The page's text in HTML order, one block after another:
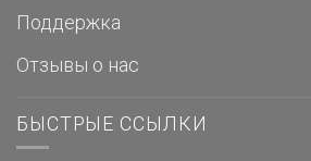
Поддержка
Отзывы о нас
БЫСТРЫЕ ССЫЛКИ